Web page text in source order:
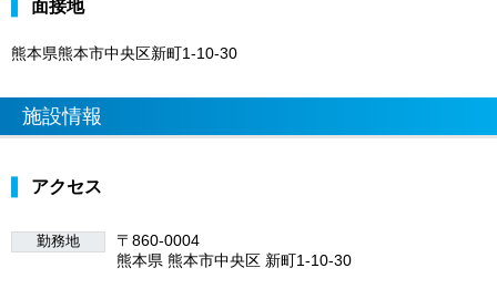
面接地
熊本県熊本市中央区新町1-10-30
施設情報
アクセス
勤務地
〒860-0004
熊本県 熊本市中央区 新町1-10-30